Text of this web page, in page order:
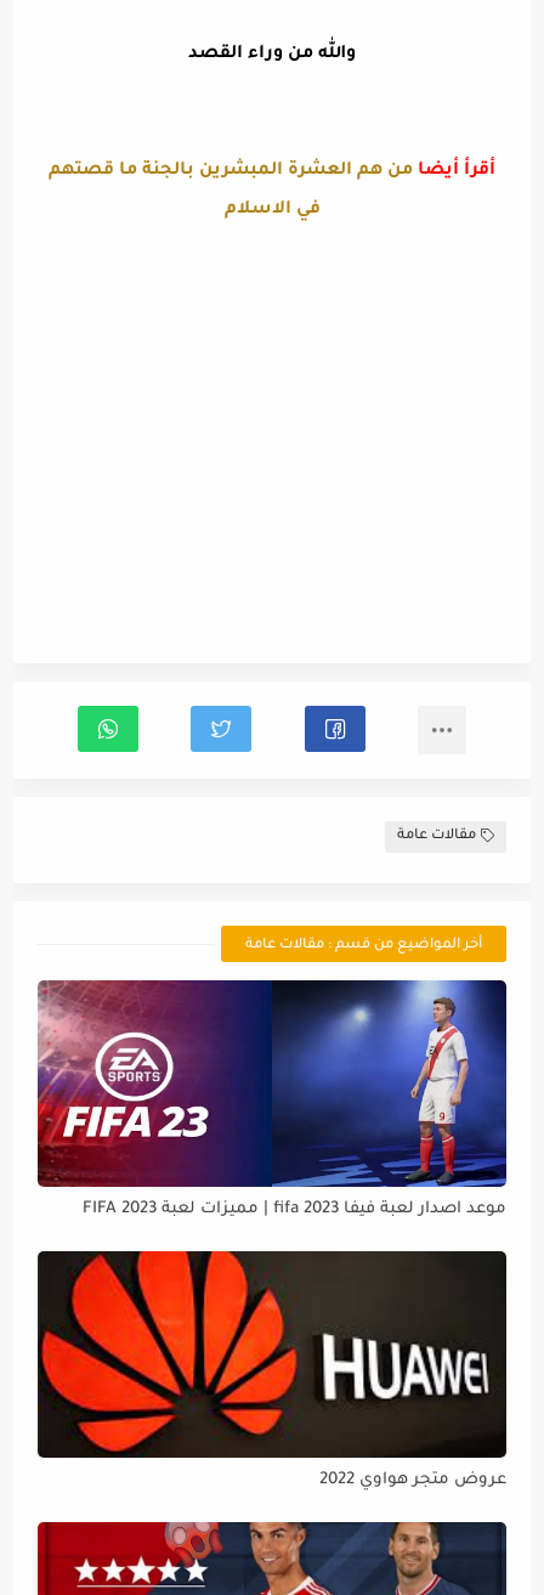
والله من وراء القصد
أقرأ أيضا من هم العشرة المبشرين بالجنة ما قصتهم
في الاسلام
مقالات عامة
أخر المواضيع من قسم : مقالات عامة
موعد اصدار لعبة فيفا 2023 fifa | مميزات لعبة FIFA 2023
عروض متجر هواوي 2022